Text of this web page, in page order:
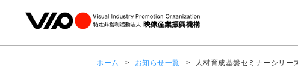
ホーム > お知らせ一覧 > 人材育成基盤セミナーシリー